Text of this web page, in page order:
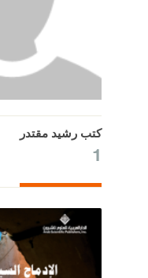
كتب رشيد مقتدر
1